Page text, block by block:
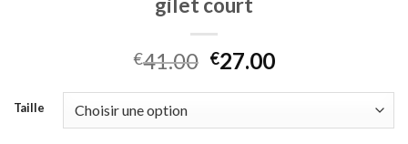
€41.00 €27.00
Taille